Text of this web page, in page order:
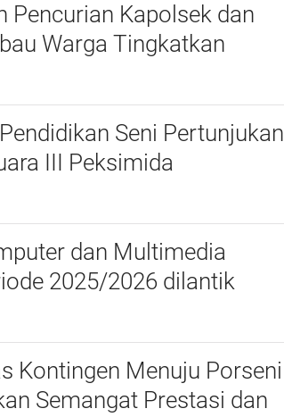
Pencurian Kapolsek dan
Warga Tingkatkan
Seni Pertunjukan
III Peksimida
dan Multimedia
Periode 2025/2026 dilantik
Kontingen Menuju Porseni
Semangat Prestasi dan